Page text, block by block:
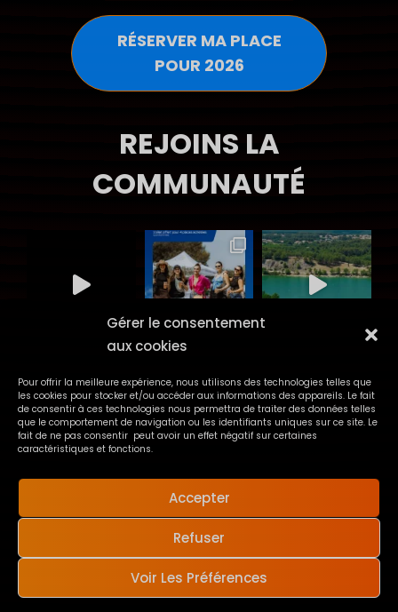
Gérer le consentement
aux cookies
Pour offrir la meilleure expérience, nous utilisons des technologies telles que
les cookies pour stocker et/ou accéder aux informations des appareils. Le fait
de consentir à ces technologies nous permettra de traiter des données telles
que le comportement de navigation ou les identifiants uniques sur ce site. Le
fait de ne pas consentir peut avoir un effet négatif sur certaines
caractéristiques et fonctions.
Accepter
Refuser
Voir Les Préférences
RÉSERVER MA PLACE
POUR 2026
REJOINS LA
COMMUNAUTÉ
Copyright © 2026Solar FestivalMentions Légales|
ScapeShot ByCatch Themes